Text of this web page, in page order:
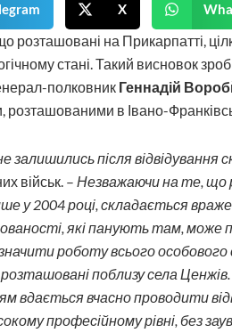
X
розташовані на Прикарпатті,
стані. Такий висновок
полковник Геннадій
розташованими в Івано-
залишились після відвідування
військ. – Незважаючи на те, що
у 2004 році, складається
які панують там, може
роботу всього особового
поблизу села
вдається вчасно проводити
професійному рівні, без